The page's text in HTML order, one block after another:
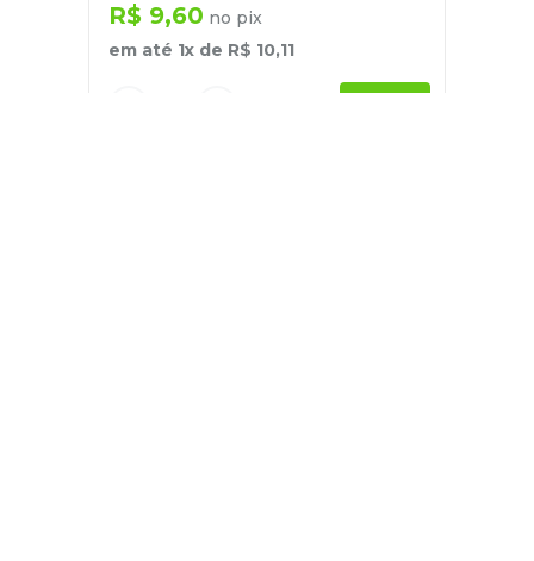
R$ 9,60 no pix
em até 1x de R$ 10,11